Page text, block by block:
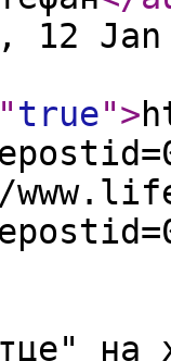
12
true">
на